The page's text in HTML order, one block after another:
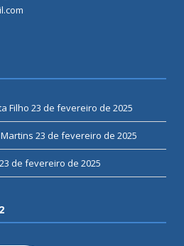
Filho 23 de fevereiro de 2025
23 de fevereiro de 2025
23 de fevereiro de 2025